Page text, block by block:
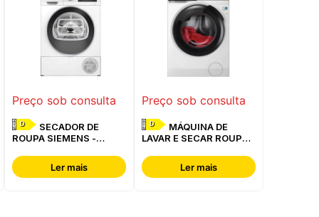
Preço sob consulta
D
ROUPA SIEMENS -
Ler mais
Preço sob consulta
D
LAVAR E SECAR ROUPA
Ler mais